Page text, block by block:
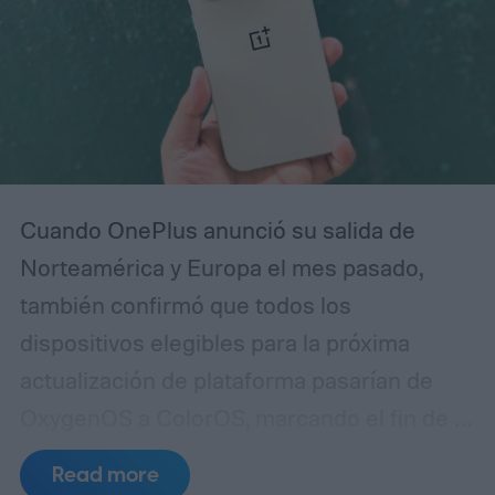
Cuando OnePlus anunció su salida de
Norteamérica y Europa el mes pasado,
también confirmó que todos los
dispositivos elegibles para la próxima
apariencia de Android que ayudó a definir
Read more